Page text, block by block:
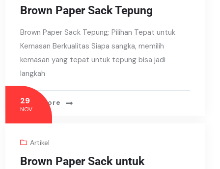
Brown Paper Sack Tepung
Brown Paper Sack Tepung: Pilihan Tepat untuk
Kemasan Berkualitas Siapa sangka, memilih
kemasan yang tepat untuk tepung bisa jadi
langkah
Read More
29
NOV
Artikel
Brown Paper Sack untuk